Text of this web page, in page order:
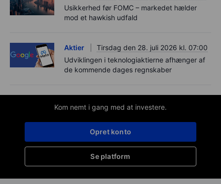
Usikkerhed før FOMC – markedet hælder
mod et hawkish udfald
Aktier
Tirsdag den 28. juli 2026 kl. 07:00
Udviklingen i teknologiaktierne afhænger af
de kommende dages regnskaber
Kom nemt i gang med at investere.
Se platform
Opret konto